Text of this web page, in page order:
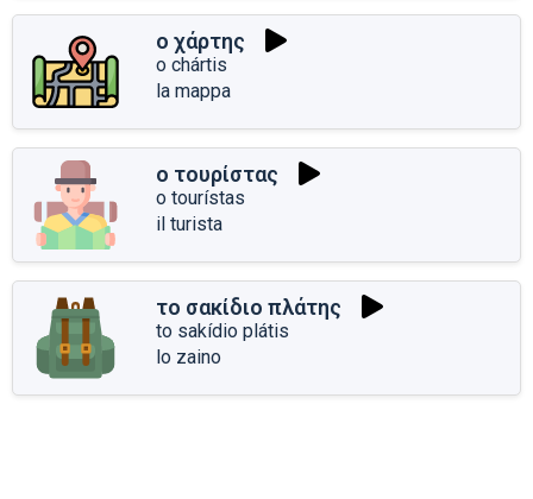
ο χάρτης
o chártis
la mappa
ο τουρίστας
o tourístas
il turista
το σακίδιο πλάτης
to sakídio plátis
lo zaino